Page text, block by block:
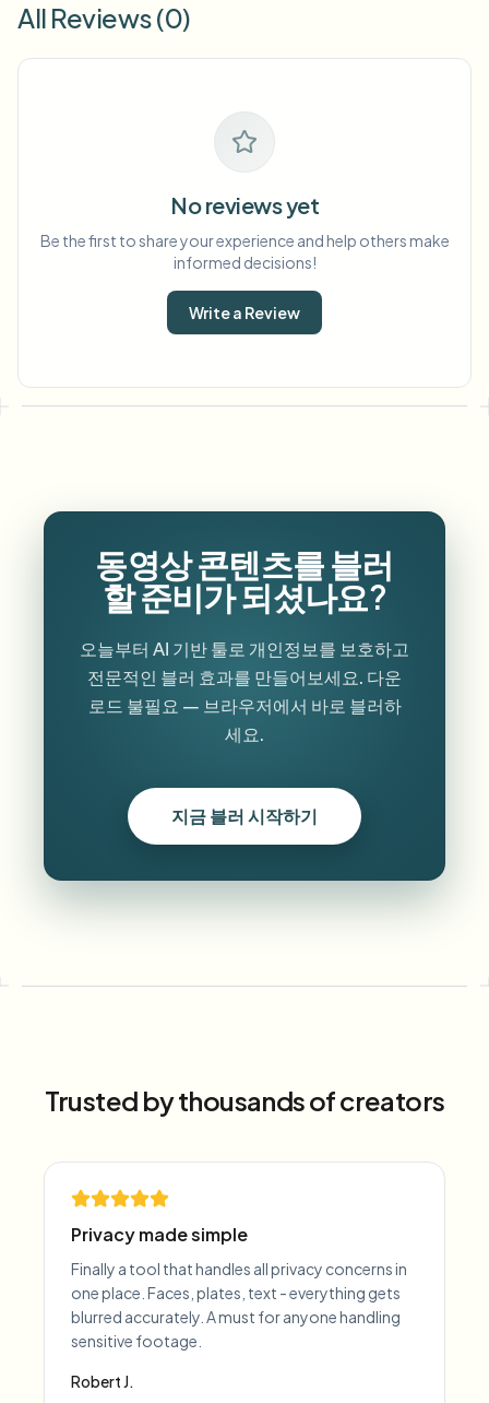
All Reviews (0)
No reviews yet
Be the first to share your experience and help others make
informed decisions!
Write a Review
동영상 콘텐츠를 블러
할 준비가 되셨나요?
오늘부터 AI 기반 툴로 개인정보를 보호하고
전문적인 블러 효과를 만들어보세요. 다운
로드 불필요 — 브라우저에서 바로 블러하
세요.
지금 블러 시작하기
Trusted by thousands of creators
Privacy made simple
Finally a tool that handles all privacy concerns in
one place. Faces, plates, text - everything gets
blurred accurately. A must for anyone handling
sensitive footage.
Robert J.